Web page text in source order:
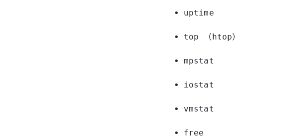
uptime
top （htop）
mpstat
iostat
vmstat
free